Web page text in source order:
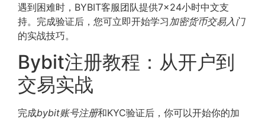
遇到困难时，BYBIT客服团队提供7×24小时中文支
持。完成验证后，您可立即开始学习 加密货币交易入门
的实战技巧。
Bybit注册教程：从开户到
交易实战
完成bybit账号注册和KYC验证后，你可以开始你的加